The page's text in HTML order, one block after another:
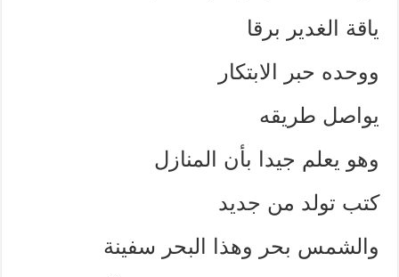
ياقة الغدير برقا
ووحده حبر الابتكار
يواصل طريقه
وهو يعلم جيدا بأن المنازل
كتب تولد من جديد
والشمس بحر وهذا البحر سفينة